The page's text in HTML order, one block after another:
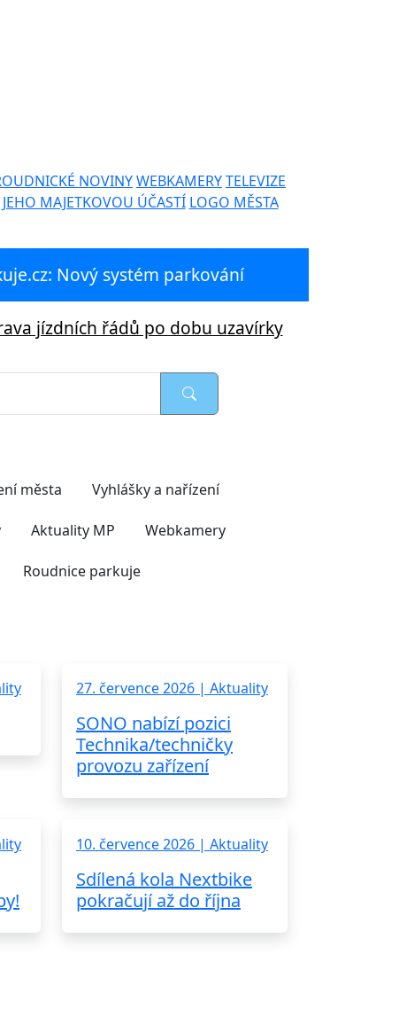
NOVINYWEBKAMERYTELEVIZE
MAJETKOVOU ÚČASTÍ LOGO MĚSTA
Nový systém parkování
jízdních řádů po dobu uzavírky
města Vyhlášky a nařízení
Aktuality MP Webkamery
Roudnice parkuje
27. července 2026 | Aktuality
SONO nabízí pozici
Technika/techničky
provozu zařízení
10. července 2026 | Aktuality
Sdílená kola Nextbike
pokračují až do října